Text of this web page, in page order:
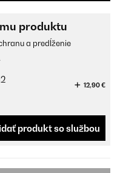
produktu
a predĺženie
12,90 €
produkt so službou